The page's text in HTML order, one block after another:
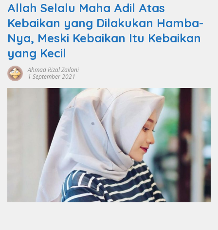
Allah Selalu Maha Adil Atas
Kebaikan yang Dilakukan Hamba-
Nya, Meski Kebaikan Itu Kebaikan
yang Kecil
Ahmad Rizal Zailani
1 September 2021